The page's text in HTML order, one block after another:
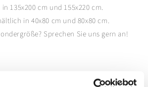
135x200 cm und 155x220 cm.
in 40x80 cm und 80x80 cm.
Sprechen Sie uns gern an!